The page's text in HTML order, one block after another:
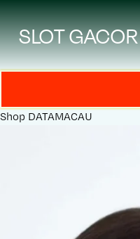
SLOT GACOR
Shop DATAMACAU